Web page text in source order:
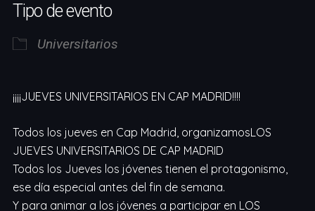
Tipo de evento
Universitarios
¡¡¡¡JUEVES UNIVERSITARIOS EN CAP MADRID!!!!
Todos los jueves en Cap Madrid, organizamosLOS
JUEVES UNIVERSITARIOS DE CAP MADRID
Todos los Jueves los jóvenes tienen el protagonismo,
ese día especial antes del fin de semana.
Y para animar a los jóvenes a participar en LOS